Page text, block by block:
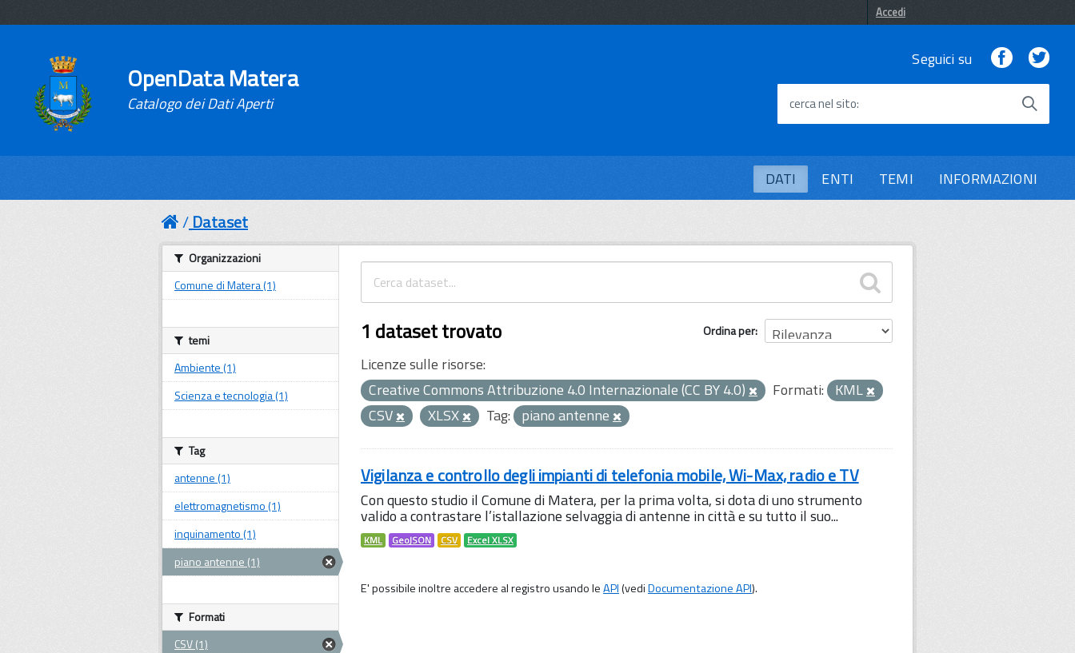
Accedi
OpenData Matera
Catalogo dei Dati Aperti
Seguici su Facebook
cerca nel sito
DATI ENTI TEMI INFORMAZIONI
Dataset
Ordina per
1 dataset trovato
Licenze sulle risorse:
Creative Commons Attribuzione 4.0 Internazionale (CC BY 4.0)
Formati: KML
CSV
XLSX Tag: piano antenne
Vigilanza e controllo degli impianti di telefonia mobile, Wi-Max, radio e TV
Con questo studio il Comune di Matera, per la prima volta, si dota di uno strumento
valido a contrastare l’istallazione selvaggia di antenne in città e su tutto il suo...
KML GeoJSON CSV Excel XLSX
E' possibile inoltre accedere al registro usando leAPI(vediDocumentazione API).
Organizzazioni
Comune di Matera (1)
temi
Ambiente (1)
Scienza e tecnologia (1)
Tag
antenne (1)
elettromagnetismo (1)
inquinamento (1)
piano antenne (1)
Formati
CSV (1)